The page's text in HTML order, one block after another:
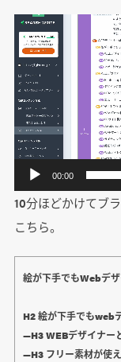
動
画
プ
レ
ヤ
00:00
10分ほどかけてブ
こちら。
絵が下手でもWebデ
H2 絵が下手でもweb
―H3 WEBデザイナー
―H3 フリー素材が使